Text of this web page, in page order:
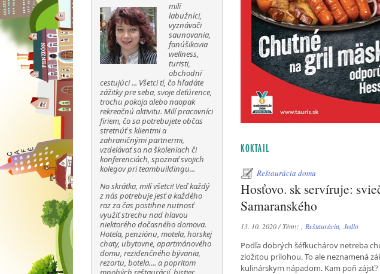
KOKTAIL
Reštaurácia doma
Hosťovo. sk servíruje:
Samaranského
13. 10. 2020 / Témy: , Reštaurácia ,Jedlo
Podľa dobrých šéfkuchárov netreba
zložitou prílohou. To ale neznamená
kulinárskym nápadom. Kam poň
milí
labužníci,
vyznávači
saunovania,
fanúšikovia
wellness,
turisti,
obchodní
cestujúci ... Všetci tí, čo hľadáte
zážitky pre seba, svoje deťúrence,
trochu pokoja alebo naopak
rekreačnú aktivitu. Milí pracovníci
firiem, čo sa potrebujete občas
stretnúť s klientmi a
zahraničnými partnermi,
vzdelávať sa na školeniach či
konferenciách, spoznať svojich
kolegov pri teambuildingu...
No skrátka, milí všetci! Veď každý
z nás potrebuje jesť a každého
raz za čas postihne nutnosť
využiť strechu nad hlavou
niektorého dočasného domova.
Hotela, penziónu, motela, horskej
chaty, ubytovne, apartmánového
domu, rezidenčného bývania,
rezortu, botela.... a popritom